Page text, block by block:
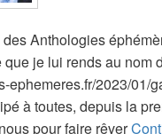
Anthologies
que je lui rends au
ephemeres.fr/2023/01/
à toutes, depuis la
pour faire rêver